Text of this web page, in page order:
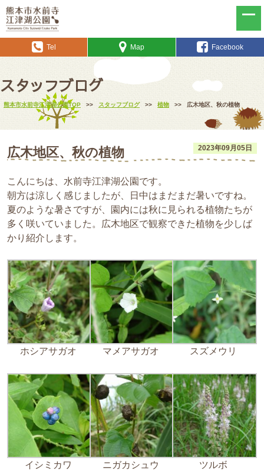
Tel Map Facebook
スタッフブログ
熊本市水前寺江津湖公園TOP >> スタッフブログ >> 植物 >> 広木地区、秋の植物
2023年09月05日
広木地区、秋の植物
こんにちは、水前寺江津湖公園です。
朝方は涼しく感じましたが、日中はまだまだ暑いですね。
夏のような暑さですが、園内には秋に見られる植物たちが
多く咲いていました。広木地区で観察できた植物を少しば
かり紹介します。
ホシアサガオ マメアサガオ スズメウリ
イシミカワ ニガカシュウ ツルボ